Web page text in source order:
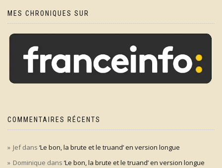
MES CHRONIQUES SUR
COMMENTAIRES RÉCENTS
Jefdans ‘Le bon, la brute et le truand’ en version longue
Dominique dans ‘Le bon, la brute et le truand’ en version longue